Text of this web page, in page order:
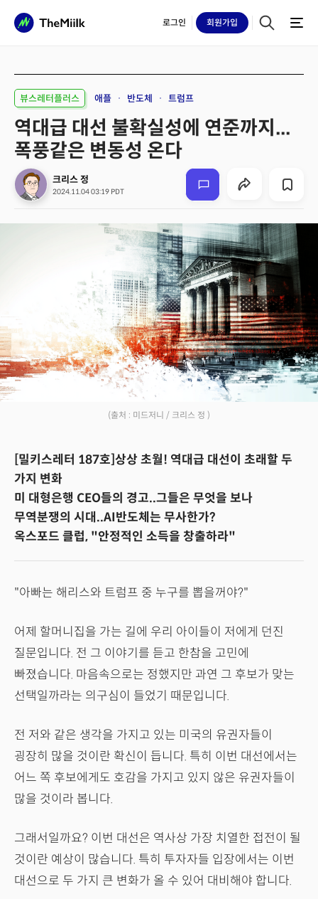
로그인 회원가입
뷰스레터플러스 애플 반도체 트럼프
역대급 대선 불확실성에 연준까지...
폭풍같은 변동성 온다
크리스 정
2024.11.04 03:19 PDT
(출처 : 미드저니 / 크리스 정 )
[밀키스레터 187호]상상 초월! 역대급 대선이 초래할 두
가지 변화
미 대형은행 CEO들의 경고..그들은 무엇을 보나
무역분쟁의 시대..AI반도체는 무사한가?
옥스포드 클럽, "안정적인 소득을 창출하라"
"아빠는 해리스와 트럼프 중 누구를 뽑을꺼야?"
어제 할머니집을 가는 길에 우리 아이들이 저에게 던진
질문입니다. 전 그 이야기를 듣고 한참을 고민에
빠졌습니다. 마음속으로는 정했지만 과연 그 후보가 맞는
선택일까라는 의구심이 들었기 때문입니다.
전 저와 같은 생각을 가지고 있는 미국의 유권자들이
굉장히 많을 것이란 확신이 듭니다. 특히 이번 대선에서는
어느 쪽 후보에게도 호감을 가지고 있지 않은 유권자들이
많을 것이라 봅니다.
그래서일까요? 이번 대선은 역사상 가장 치열한 접전이 될
것이란 예상이 많습니다. 특히 투자자들 입장에서는 이번
대선으로 두 가지 큰 변화가 올 수 있어 대비해야 합니다.